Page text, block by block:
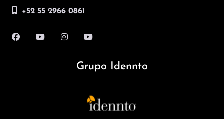
+52 55 2966 0861
Grupo Idennto